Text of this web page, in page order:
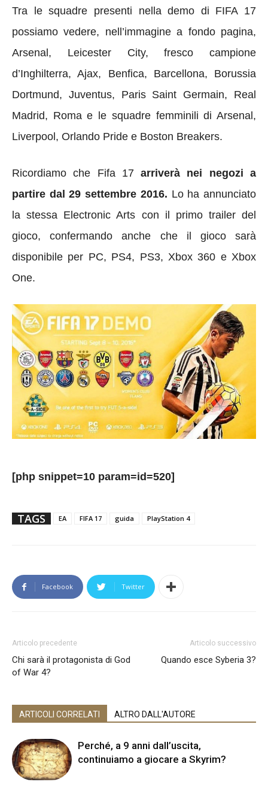
Tra le squadre presenti nella demo di FIFA 17
possiamo vedere, nell’immagine a fondo pagina,
Arsenal, Leicester City, fresco campione
d’Inghilterra, Ajax, Benfica, Barcellona, Borussia
Dortmund, Juventus, Paris Saint Germain, Real
Madrid, Roma e le squadre femminili di Arsenal,
Liverpool, Orlando Pride e Boston Breakers.
Ricordiamo che Fifa 17arriverà nei negozi a
partire dal 29 settembre 2016. Lo ha annunciato
la stessa Electronic Arts con il primo trailer del
gioco, confermando anche che il gioco sarà
disponibile per PC, PS4, PS3, Xbox 360 e Xbox
One.
[php snippet=10 param=id=520]
TAGS EA FIFA 17 guida PlayStation 4
Facebook Twitter
Articolo precedente
Chi sarà il protagonista di God
of War 4?
Articolo successivo
Quando esce Syberia 3?
ARTICOLI CORRELATI ALTRO DALL'AUTORE
Perché, a 9 anni dall’uscita,
continuiamo a giocare a Skyrim?